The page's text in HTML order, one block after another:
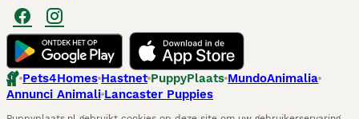
Pets4Homes Hastnet PuppyPlaats MundoAnimalia
Annunci Animali Lancaster Puppies